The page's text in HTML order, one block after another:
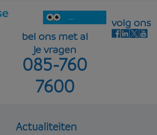
...
bel ons met al
je vragen
085-760
7600
volg ons
Actualiteiten